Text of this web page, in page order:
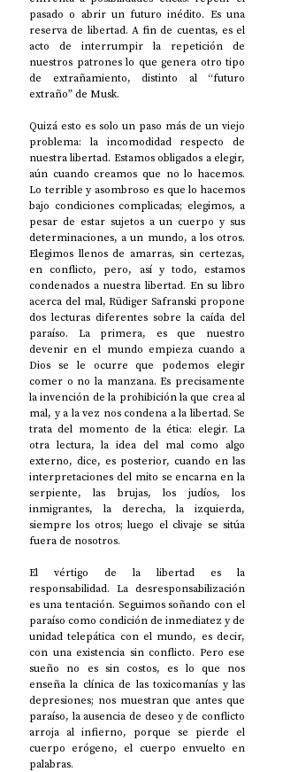
pasado o abrir un futuro inédito. Es una
reserva de libertad. A fin de cuentas, es el
acto de interrumpir la repetición de
nuestros patrones lo que genera otro tipo
de extrañamiento, distinto al “futuro
extraño” de Musk.
Quizá esto es solo un paso más de un viejo
problema: la incomodidad respecto de
nuestra libertad. Estamos obligados a elegir,
aún cuando creamos que no lo hacemos.
Lo terrible y asombroso es que lo hacemos
bajo condiciones complicadas; elegimos, a
pesar de estar sujetos a un cuerpo y sus
determinaciones, a un mundo, a los otros.
Elegimos llenos de amarras, sin certezas,
en conflicto, pero, así y todo, estamos
condenados a nuestra libertad. En su libro
acerca del mal, Rüdiger Safranski propone
dos lecturas diferentes sobre la caída del
paraíso. La primera, es que nuestro
devenir en el mundo empieza cuando a
Dios se le ocurre que podemos elegir
comer o no la manzana. Es precisamente
la invención de la prohibición la que crea al
mal, y a la vez nos condena a la libertad. Se
trata del momento de la ética: elegir. La
otra lectura, la idea del mal como algo
externo, dice, es posterior, cuando en las
interpretaciones del mito se encarna en la
serpiente, las brujas, los judíos, los
inmigrantes, la derecha, la izquierda,
siempre los otros; luego el clivaje se sitúa
fuera de nosotros.
El vértigo de la libertad es la
responsabilidad. La desresponsabilización
es una tentación. Seguimos soñando con el
paraíso como condición de inmediatez y de
unidad telepática con el mundo, es decir,
con una existencia sin conflicto. Pero ese
sueño no es sin costos, es lo que nos
enseña la clínica de las toxicomanías y las
depresiones; nos muestran que antes que
paraíso, la ausencia de deseo y de conflicto
arroja al infierno, porque se pierde el
cuerpo erógeno, el cuerpo envuelto en
palabras.